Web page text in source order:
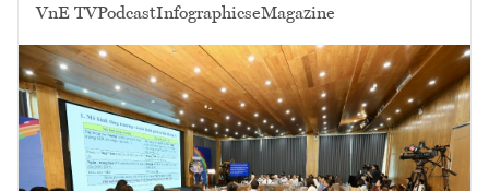
VnE TVPodcastInfographicseMagazine